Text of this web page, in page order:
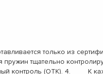
только из
тщательно
контроль (ОТК). 4. К